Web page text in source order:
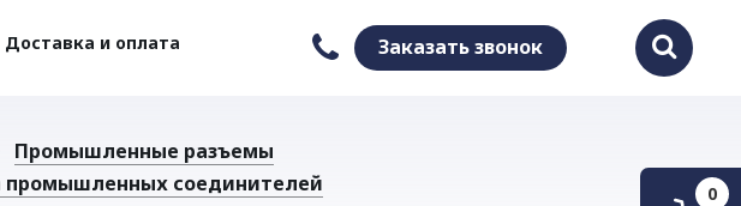
Доставка и оплата Заказать звонок
0
Промышленные разъемы
промышленных соединителей